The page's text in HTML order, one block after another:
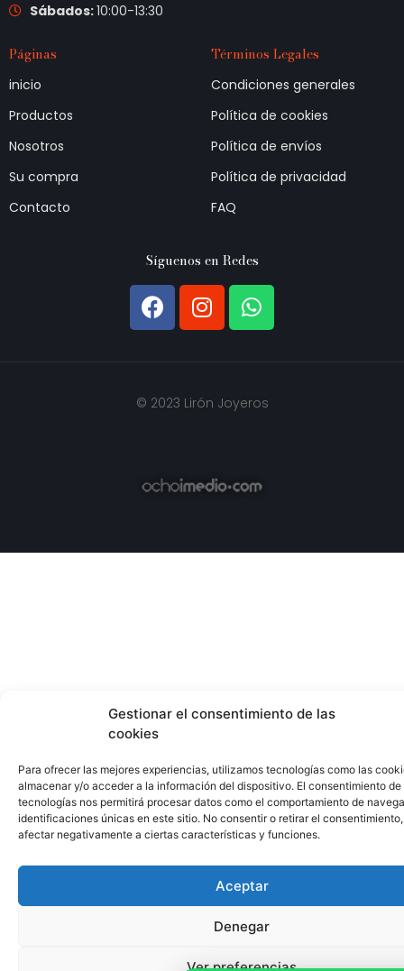
Gestionar el consentimiento de las
cookies
Para ofrecer las mejores experiencias, utilizamos tecnologías como las
almacenar y/o acceder a la información del dispositivo. El consentimiento de
tecnologías nos permitirá procesar datos como el comportamiento de
identificaciones únicas en este sitio. No consentir o retirar el
afectar negativamente a ciertas características y funciones.
Aceptar
Denegar
Ver preferencias
Sábados:10:00-13:30
Páginas
inicio
Productos
Nosotros
Su compra
Contacto
Términos Legales
Condiciones generales
Política de cookies
Política de envíos
Política de privacidad
FAQ
Síguenos en Redes
© 2023 Lirón Joyeros